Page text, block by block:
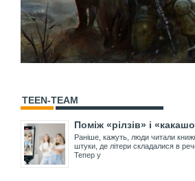
TEEN-TEAM
Поміж «рілзів» і
Раніше, кажуть, люди читали
штуки, де літери складалися в
Тепер у